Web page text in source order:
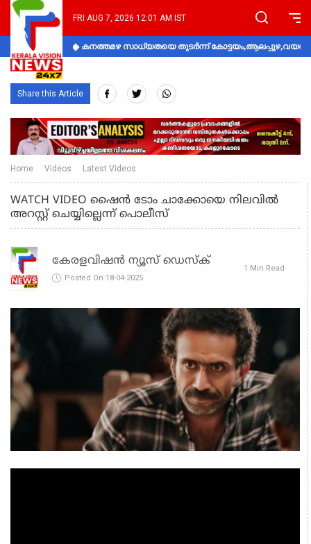
FRI AUG 7, 2026 12:01 AM IST
കനത്തമഴ സാധ്യതയെ തുടർന്ന്
Share this Article
Home Videos Latest Videos
WATCH VIDEO ഷൈൻ ടോം ചാക്കോയെ നിലവിൽ
അറസ്റ്റ് ചെയ്യില്ലെന്ന് പൊലീസ്
കേരളവിഷൻ ന്യൂസ് ഡെസ്‌ക്
Posted On 18-04-2025
1 Min Read